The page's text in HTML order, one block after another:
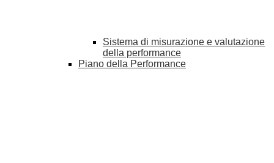
Sistema di misurazione e valutazione
della performance
Piano della Performance